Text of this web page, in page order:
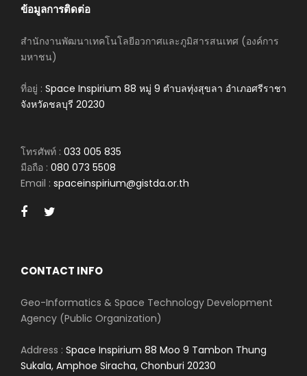
ข้อมูลการติดต่อ
สำนักงานพัฒนาเทคโนโลยีอวกาศและภูมิสารสนเทศ (องค์การ
มหาชน)
ที่อยู่ : Space Inspirium 88 หมู่ 9 ตำบลทุ่งสุขลา อำเภอศรีราชา
จังหวัดชลบุรี 20230
โทรศัพท์ : 033 005 835
มือถือ : 080 073 5508
Email : spaceinspirium@gistda.or.th
CONTACT INFO
Geo-Informatics & Space Technology Development
Agency (Public Organization)
Address : Space Inspirium 88 Moo 9 Tambon Thung
Sukala, Amphoe Siracha, Chonburi 20230